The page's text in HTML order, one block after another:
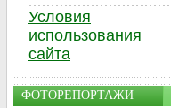
Условия
использования
сайта
ФОТОРЕПОРТАЖИ